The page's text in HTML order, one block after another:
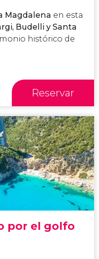
Magdalena en esta
Budelli y Santa
histórico de
Reservar
por el golfo